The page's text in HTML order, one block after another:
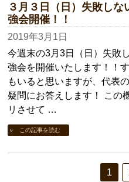
３月３日（日）失敗し
強会開催！！
2019年3月1日
今週末の3月3日（日）失敗
強会を開催いたします！！
もいると思いますが、代表
疑問にお答えします！ この
リさせて …
この記事を読む
1